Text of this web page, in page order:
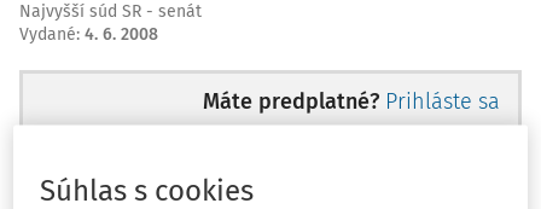
Najvyšší súd SR - senát
Vydané: 4. 6. 2008
Máte predplatné? Prihláste sa
Súhlas s cookies